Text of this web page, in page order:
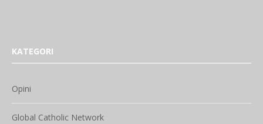
KATEGORI
Opini
Global Catholic Network